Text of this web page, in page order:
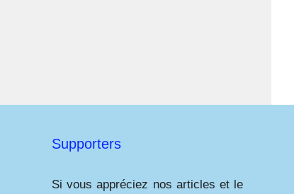
Supporters
Si vous appréciez nos articles et le